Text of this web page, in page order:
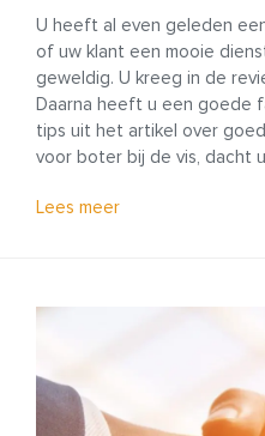
U heeft al even geleden
of uw klant een mooie
geweldig. U kreeg in de
Daarna heeft u een goede
tips uit het artikel over
voor boter bij de vis, dacht
Lees meer